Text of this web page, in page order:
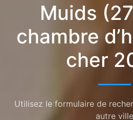
Muids
chambre
cher
Utilisez le formulaire de
autre ville